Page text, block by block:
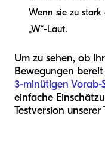
Wenn sie zu
„W“-Laut.
Um zu sehen, ob
Bewegungen
3-minütigen Vorab-
einfache
Testversion